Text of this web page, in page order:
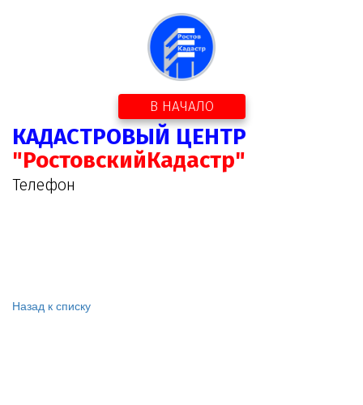
В НАЧАЛО
КАДАСТРОВЫЙ ЦЕНТР
"РостовскийКадастр"
Телефон
Назад к списку